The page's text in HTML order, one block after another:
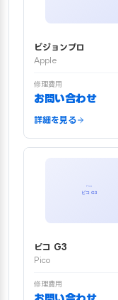
ビジョンプロ
Apple
修理費用
お問い合わせ
詳細を見る
ピコ G3
Pico
修理費用